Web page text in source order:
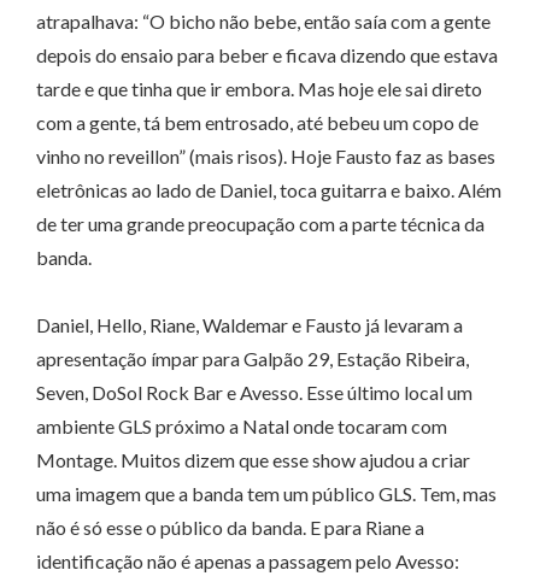
atrapalhava: “O bicho não bebe, então saía com a gente
depois do ensaio para beber e ficava dizendo que estava
tarde e que tinha que ir embora. Mas hoje ele sai direto
com a gente, tá bem entrosado, até bebeu um copo de
vinho no reveillon” (mais risos). Hoje Fausto faz as bases
eletrônicas ao lado de Daniel, toca guitarra e baixo. Além
de ter uma grande preocupação com a parte técnica da
banda.
Daniel, Hello, Riane, Waldemar e Fausto já levaram a
apresentação ímpar para Galpão 29, Estação Ribeira,
Seven, DoSol Rock Bar e Avesso. Esse último local um
ambiente GLS próximo a Natal onde tocaram com
Montage. Muitos dizem que esse show ajudou a criar
uma imagem que a banda tem um público GLS. Tem, mas
não é só esse o público da banda. E para Riane a
identificação não é apenas a passagem pelo Avesso: